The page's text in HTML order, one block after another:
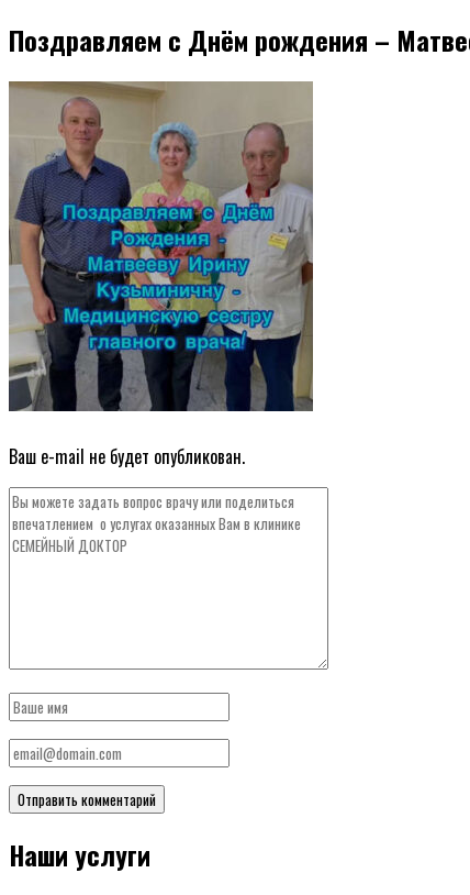
Поздравляем с Днём рождения –
Ваш e-mail не будет опубликован.
Наши услуги